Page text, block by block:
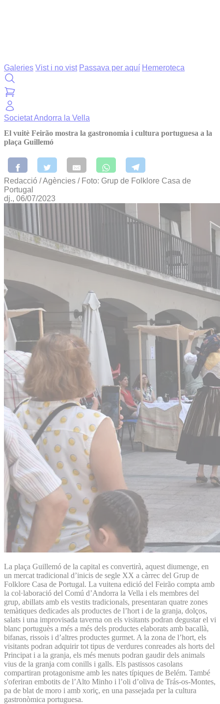
Galeries Vist i no vist Passava per aquí Hemeroteca
SocietatAndorra la Vella
El vuitè Feirão mostra la gastronomia i cultura portuguesa a la
plaça Guillemó
Redacció / Agències / Foto: Grup de Folklore Casa de
Portugal
dj., 06/07/2023
La plaça Guillemó de la capital es convertirà, aquest diumenge, en
un mercat tradicional d’inicis de segle XX a càrrec del Grup de
Folklore Casa de Portugal. La vuitena edició del Feirão compta amb
la col·laboració del Comú d’Andorra la Vella i els membres del
grup, abillats amb els vestits tradicionals, presentaran quatre zones
temàtiques dedicades als productes de l’hort i de la granja, dolços,
salats i una improvisada taverna on els visitants podran degustar el vi
blanc portuguès a més a més dels productes elaborats amb bacallà,
bifanas, rissois i d’altres productes gurmet. A la zona de l’hort, els
visitants podran adquirir tot tipus de verdures conreades als horts del
Principat i a la granja, els més menuts podran gaudir dels animals
vius de la granja com conills i galls. Els pastissos casolans
compartiran protagonisme amb les nates típiques de Belém. També
s'oferiran embotits de l’Alto Minho i l’oli d’oliva de Trás-os-Montes,
pa de blat de moro i amb xoriç, en una passejada per la cultura
gastronòmica portuguesa.